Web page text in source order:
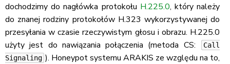
dochodzimy do nagłówka protokołu H.225.0, który należy
do znanej rodziny protokołów H.323 wykorzystywanej do
przesyłania w czasie rzeczywistym głosu i obrazu. H.225.0
użyty jest do nawiązania połączenia (metoda CS:
Call
Signaling ). Honeypot systemu ARAKIS ze względu na to,